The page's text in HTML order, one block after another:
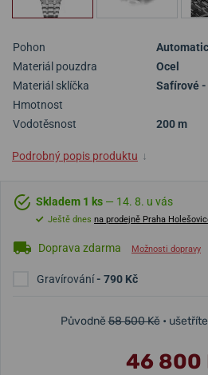
Pohon
Materiál pouzdra
Ocel
Materiál sklíčka
Safírové
Hmotnost
Vodotěsnost
200 m
Podrobný popis produktu ↓
Skladem 1 ks — 14. 8. u vás
Ještě dnes na prodejně Praha
Doprava zdarma Možnosti dopravy
Gravírování- 790 Kč
Původně58 500 Kč • ušetříte
46 800